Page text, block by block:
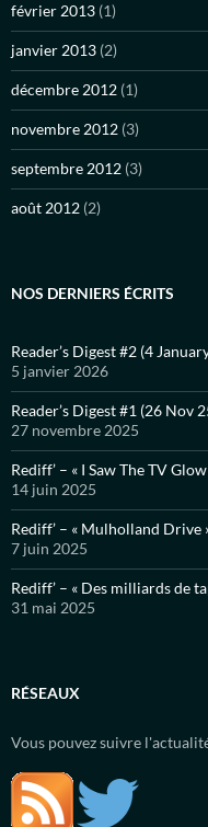
février 2013 (1)
janvier 2013 (2)
décembre 2012 (1)
novembre 2012 (3)
septembre 2012 (3)
août 2012 (2)
NOS DERNIERS ÉCRITS
Reader’s Digest #2 (4
5 janvier 2026
Reader’s Digest #1 (26 Nov
27 novembre 2025
Rediff’ – « I Saw The TV
14 juin 2025
Rediff’ – « Mulholland Drive
7 juin 2025
Rediff’ – « Des milliards de
31 mai 2025
RÉSEAUX
Vous pouvez suivre